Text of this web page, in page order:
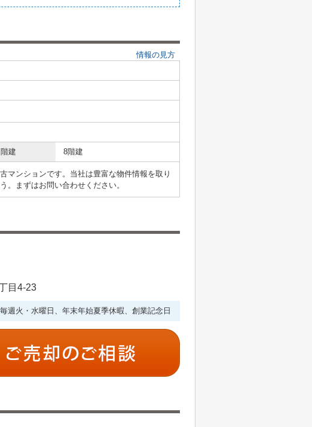
情報の見方
階建 8階建
マンションです。当社は豊富な物件情報を取り
。まずはお問い合わせください。
目4-23
週火・水曜日、年末年始夏季休暇、創業記念日